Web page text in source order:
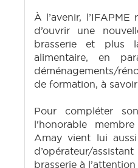
À l’avenir,
d’ouvrir une
brasserie et plus
alimentaire, en
déménagements/
de formation, à
Pour compléter
l'honorable
Amay vient lui
d’opérateur/
brasserie à